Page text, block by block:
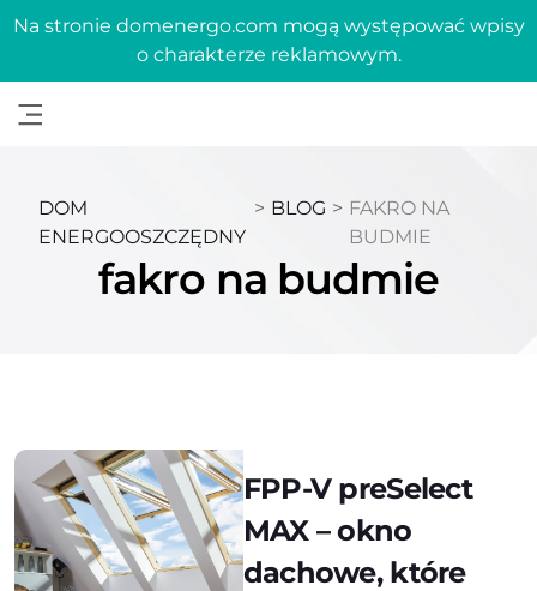
Na stronie domenergo.com mogą występować wpisy
o charakterze reklamowym.
DOM
ENERGOOSZCZĘDNY
> BLOG > FAKRO NA
BUDMIE
fakro na budmie
FPP-V preSelect
MAX – okno
dachowe, które